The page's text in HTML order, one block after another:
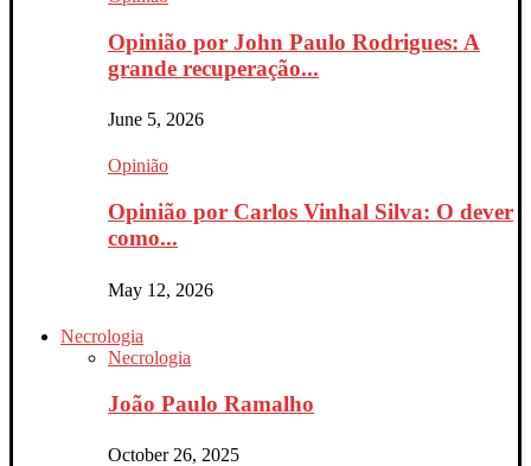
Opinião por John Paulo Rodrigues: A
grande recuperação...
June 5, 2026
Opinião
Opinião por Carlos Vinhal Silva: O dever
como...
May 12, 2026
Necrologia
Necrologia
João Paulo Ramalho
October 26, 2025